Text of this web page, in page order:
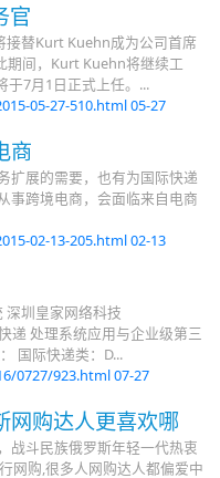
官
接替Kurt Kuehn成为公司首席
期间，Kurt Kuehn将继续工
于7月1日正式上任。...
05-27-510.html05-27
商
扩展的需要，也有为国际快递
事跨境电商，会面临来自电商
02-13-205.html02-13
深圳皇家网络科技
递 处理系统应用与企业级第三
国际快递类：D...
0727/923.html07-27
网购达人更喜欢哪
战斗民族俄罗斯年轻一代热衷
网购,很多人网购达人都偏爱中